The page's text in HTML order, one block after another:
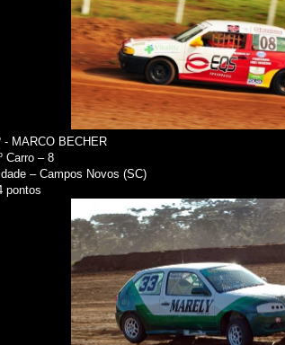
- MARCO BECHER
Carro – 8
– Campos Novos (SC)
pontos